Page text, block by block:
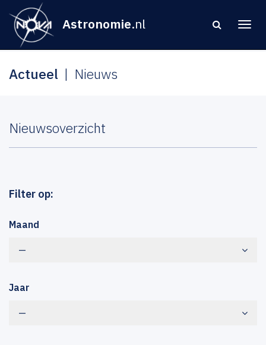
Astronomie.nl
Actueel Nieuws
Nieuwsoverzicht
Filter op:
Maand
—
Jaar
—